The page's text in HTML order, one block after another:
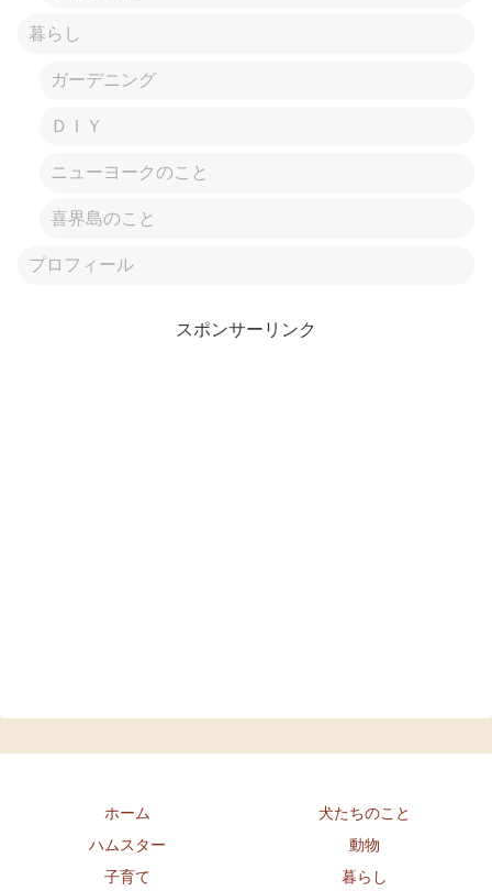
暮らし
ガーデニング
ＤＩＹ
ニューヨークのこと
喜界島のこと
プロフィール
スポンサーリンク
ホーム
犬たちのこと
ハムスター
動物
子育て
暮らし